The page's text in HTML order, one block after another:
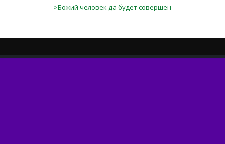
>Божий человек да будет совершен